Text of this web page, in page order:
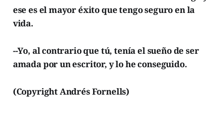
ese es el mayor éxito que tengo seguro en la
vida.
--Yo, al contrario que tú, tenía el sueño de ser
amada por un escritor, y lo he conseguido.
(Copyright Andrés Fornells)